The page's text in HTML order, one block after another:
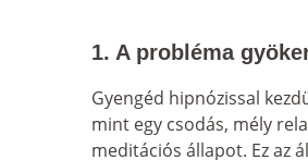
1. A probléma
Gyengéd hipnózissal
mint egy csodás, mély
meditációs állapot. Ez az